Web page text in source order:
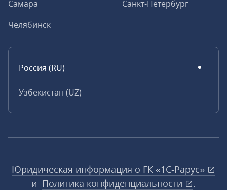
Самара
Санкт-Петербург
Челябинск
Россия (RU)
Узбекистан (UZ)
Юридическая информация о ГК «1С‑Рарус»
и Политика конфиденциальности
.